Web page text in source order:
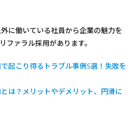
に働いている社員から企業の魅力を
ファラル採用があります。
起こり得るトラブル事例5選！失敗を
は？メリットやデメリット、円滑に